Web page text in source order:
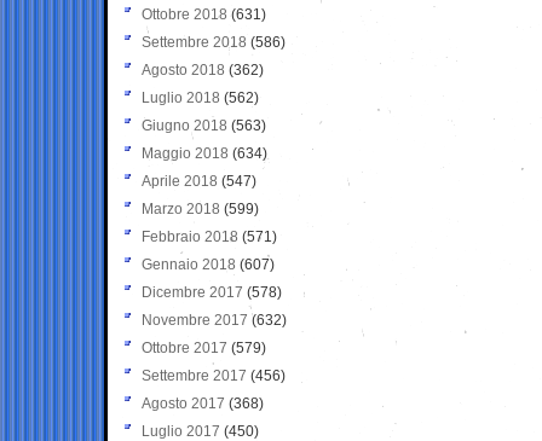
Ottobre 2018 (631)
Settembre 2018 (586)
Agosto 2018 (362)
Luglio 2018 (562)
Giugno 2018 (563)
Maggio 2018 (634)
Aprile 2018 (547)
Marzo 2018 (599)
Febbraio 2018 (571)
Gennaio 2018 (607)
Dicembre 2017 (578)
Novembre 2017 (632)
Ottobre 2017 (579)
Settembre 2017 (456)
Agosto 2017 (368)
Luglio 2017 (450)